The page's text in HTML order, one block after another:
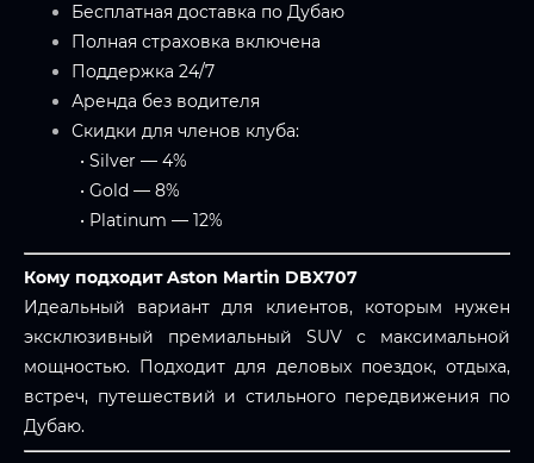
Бесплатная доставка по Дубаю
Полная страховка включена
Поддержка 24/7
Аренда без водителя
Скидки для членов клуба:
• Silver — 4%
• Gold — 8%
• Platinum — 12%
Кому подходит Aston Martin DBX707
Идеальный вариант для клиентов, которым нужен
эксклюзивный премиальный SUV с максимальной
мощностью. Подходит для деловых поездок, отдыха,
встреч, путешествий и стильного передвижения по
Дубаю.